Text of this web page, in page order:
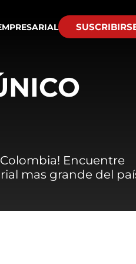
Encuentre
mas grande del